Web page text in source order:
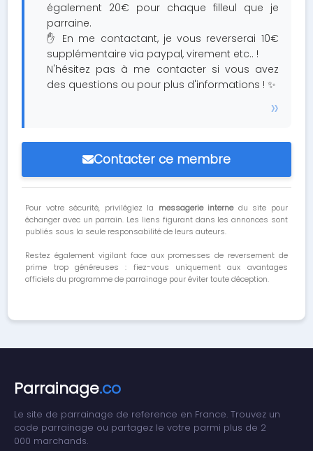
également 20€ pour chaque filleul que je
parraine.
✋ En me contactant, je vous reverserai 10€
supplémentaire via paypal, virement etc.. !
N'hésitez pas à me contacter si vous avez
des questions ou pour plus d'informations ! ✨
Contacter ce membre
Pour votre sécurité, privilégiez la messagerie internedu site pour
échanger avec un parrain. Les liens figurant dans les annonces sont
publiés sous la seule responsabilité de leurs auteurs.
Restez également vigilant face aux promesses de reversement de
prime trop généreuses : fiez-vous uniquement aux avantages
officiels du programme de parrainage pour éviter toute déception.
Parrainage.co
Le site de parrainage de reference en France. Trouvez un
code parrainage ou partagez le votre parmi plus de 2
000 marchands.